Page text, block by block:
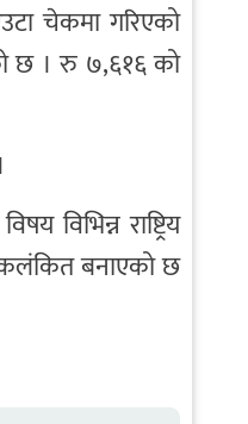
चेकमा गरिएको
छ । रु ७,६१६ को
राष्ट्रिय
कलंकित बनाएको छ